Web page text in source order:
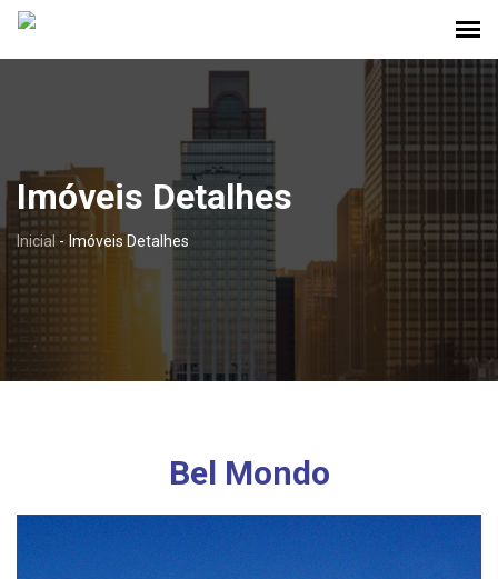
Imóveis Detalhes
Inicial - Imóveis Detalhes
Bel Mondo